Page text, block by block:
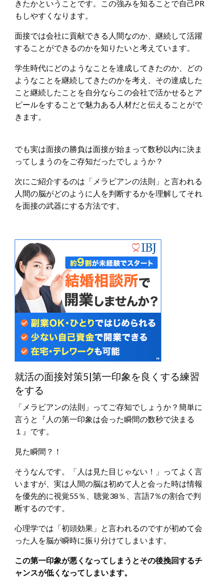
きたかということです。この強みを知ることで自己PR
もしやすくなります。
面接では会社に貢献できる人間なのか、継続して活躍
することができるのかを知りたいと考えています。
学生時代にどのようなことを達成してきたのか、どの
ようなことを継続してきたのかを考え、その達成した
こと継続したことを自分ならこの会社で活かせるとア
ピールをすることで魅力ある人材だと伝えることがで
きます。
でも実は面接の勝負は面接が始まって数秒以内に決ま
ってしまうのをご存知だったでしょうか？
次にご紹介するのは「メラビアンの法則」と言われる
人間の脳がどのように人を判断するかを理解してそれ
を面接の武器にする方法です。
就活の面接対策5|第一印象を良くする練習
をする
「メラビアンの法則」ってご存知でしょうか？簡単に
言うと『人の第一印象は会った瞬間の数秒で決まる
１』です。
見た瞬間？！
そうなんです。「人は見た目じゃない！」ってよく言
いますが、実は人間の脳は初めて人と会った時は情報
を優先的に視覚55％、聴覚38％、言語7％の割合で判
断するのです。
心理学では「初頭効果」と言われるのですが初めて会
った人を脳が瞬時に振り分けてしまいます。
この第一印象が悪くなってしまうとその後挽回するチ
ャンスが低くなってしまいます。